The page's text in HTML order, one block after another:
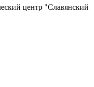
центр "Славянский